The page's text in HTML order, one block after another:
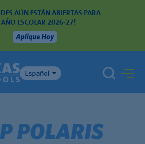
AÚN ESTÁN ABIERTAS PARA
AÑO ESCOLAR 2026-27!
Aplique Hoy
Español
POLARIS